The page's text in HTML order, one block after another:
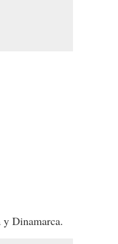
Dinamarca.